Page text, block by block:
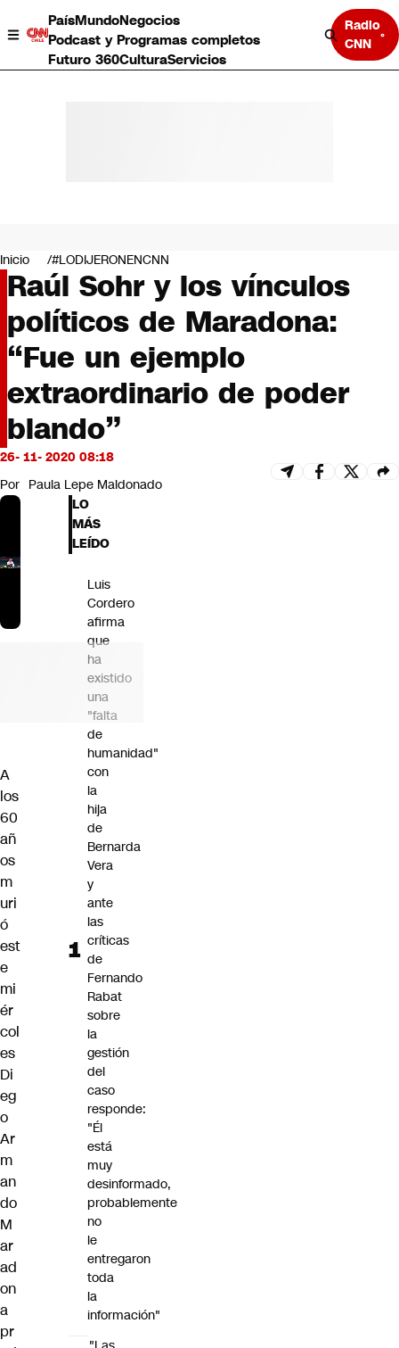
PaísMundoNegocios
Podcast y Programas completos
Futuro 360CulturaServicios
Radio
CNN
Negocios
Deportes
Programas completos
Cultura
Servicios
Bits
CNN tiempo
Futuro 360
Opinión
Inicio #LODIJERONENCNN
Raúl Sohr y los vínculos
políticos de Maradona:
“Fue un ejemplo
extraordinario de poder
blando”
26- 11- 2020 08:18
Por Paula Lepe Maldonado
A
los
60
añ
os
m
uri
ó
est
e
mi
ér
col
es
Di
eg
o
Ar
m
an
do
M
ar
ad
on
a
pr
LO
MÁS
LEÍDO
Luis
Cordero
afirma
que
ha
existido
una
"falta
de
humanidad"
con
la
hija
de
Bernarda
Vera
y
ante
las
críticas
de
Fernando
Rabat
sobre
la
gestión
del
caso
responde:
"Él
está
muy
desinformado,
probablemente
no
le
entregaron
toda
la
información"